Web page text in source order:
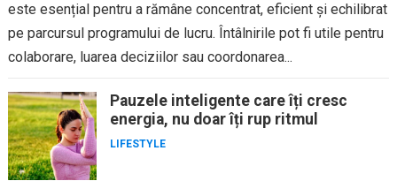
este esențial pentru a rămâne concentrat, eficient și echilibrat
pe parcursul programului de lucru. Întâlnirile pot fi utile pentru
colaborare, luarea deciziilor sau coordonarea...
Pauzele inteligente care îți cresc
energia, nu doar îți rup ritmul
LIFESTYLE